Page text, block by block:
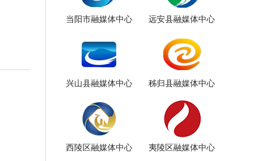
当阳市融媒体中心 远安县融媒体中心
兴山县融媒体中心 秭归县融媒体中心
西陵区融媒体中心 夷陵区融媒体中心